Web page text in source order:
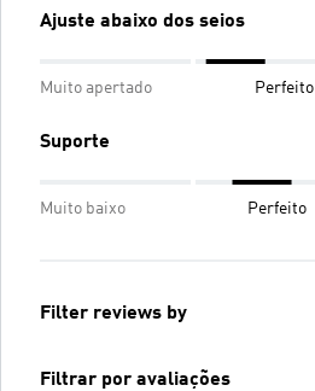
Ajuste abaixo dos seios
Muito apertado Perfeito
Suporte
Muito baixo Perfeito
Filter reviews by
Filtrar por avaliações